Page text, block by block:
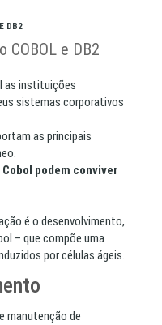
DB2
COBOL e DB2
as instituições
sistemas corporativos
as principais
podem conviver
é o desenvolvimento,
– que compõe uma
por células ágeis.
manutenção de